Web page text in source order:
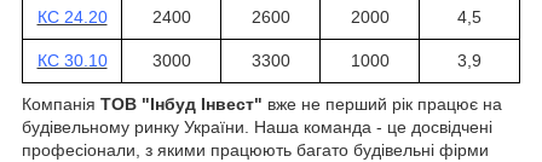
КС 24.20 2400 2600 2000 4,5
КС 30.10 3000 3300 1000 3,9
Компанія ТОВ "Інбуд Інвест" вже не перший рік працює на
будівельному ринку України. Наша команда - це досвідчені
професіонали, з якими працюють багато будівельні фірми